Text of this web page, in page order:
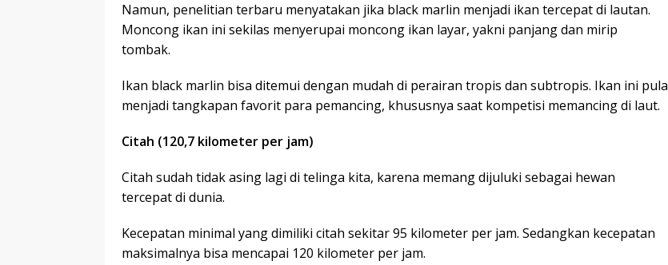
Namun, penelitian terbaru menyatakan jika black marlin menjadi ikan tercepat di lautan.
Moncong ikan ini sekilas menyerupai moncong ikan layar, yakni panjang dan mirip
tombak.
Ikan black marlin bisa ditemui dengan mudah di perairan tropis dan subtropis. Ikan ini pula
menjadi tangkapan favorit para pemancing, khususnya saat kompetisi memancing di laut.
Citah (120,7 kilometer per jam)
Citah sudah tidak asing lagi di telinga kita, karena memang dijuluki sebagai hewan
tercepat di dunia.
Kecepatan minimal yang dimiliki citah sekitar 95 kilometer per jam. Sedangkan kecepatan
maksimalnya bisa mencapai 120 kilometer per jam.